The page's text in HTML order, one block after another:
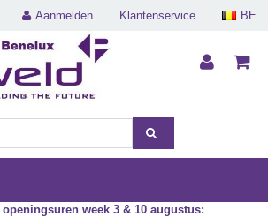
BE
Klantenservice
Aanmelden
openingsuren week 3 & 10 augustus: